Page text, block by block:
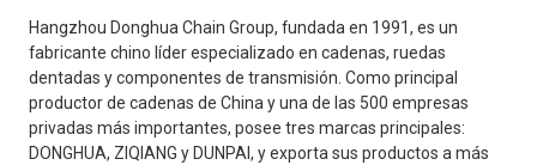
Hangzhou Donghua Chain Group, fundada en 1991, es un
fabricante chino líder especializado en cadenas, ruedas
dentadas y componentes de transmisión. Como principal
productor de cadenas de China y una de las 500 empresas
privadas más importantes, posee tres marcas principales:
DONGHUA, ZIQIANG y DUNPAI, y exporta sus productos a más